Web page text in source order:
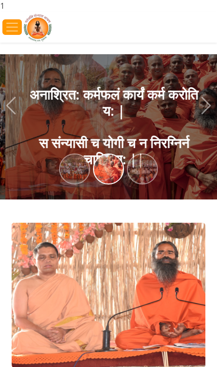
1
अनाश्रित: कर्मफलं कार्यं कर्म करोति
य: |
स संन्यासी च योगी च न निरग्निर्न
चाक्रिय: ||
Previous